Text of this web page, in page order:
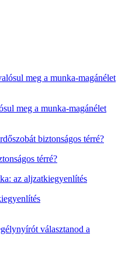
meg a munka-magánélet
térré?